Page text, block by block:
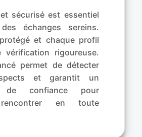
sécurisé est essentiel
échanges sereins.
et chaque profil
vérification rigoureuse.
permet de détecter
et garantit un
de confiance pour
en toute